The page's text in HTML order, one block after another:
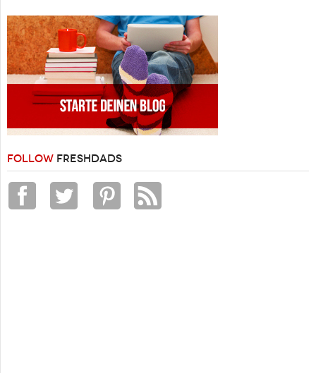
FOLLOW FRESHDADS